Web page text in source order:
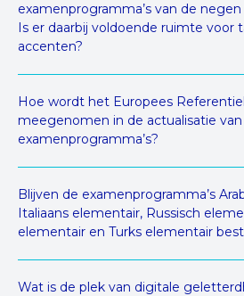
examenprogramma’s van de
Is er daarbij voldoende ruimte voor
accenten?
Hoe wordt het Europees
meegenomen in de actualisatie
examenprogramma’s?
Blijven de examenprogramma’s
Italiaans elementair, Russisch
elementair en Turks elementair
Wat is de plek van digitale